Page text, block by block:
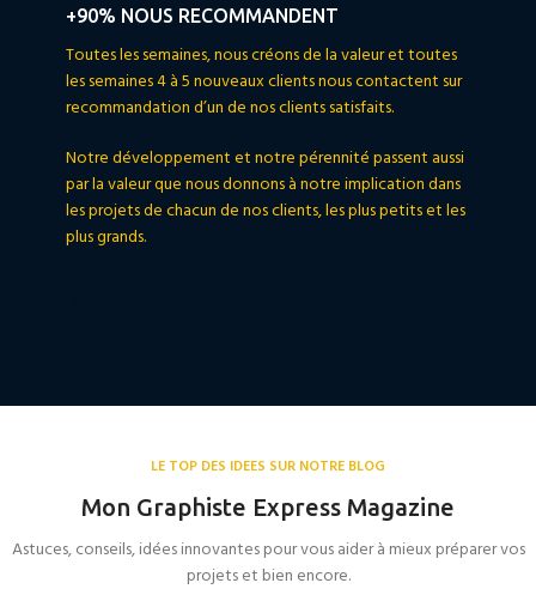
+90% NOUS RECOMMANDENT
Toutes les semaines, nous créons de la valeur et toutes
les semaines 4 à 5 nouveaux clients nous contactent sur
recommandation d’un de nos clients satisfaits.
Notre développement et notre pérennité passent aussi
par la valeur que nous donnons à notre implication dans
les projets de chacun de nos clients, les plus petits et les
plus grands.
LE TOP DES IDEES SUR NOTRE BLOG
Mon Graphiste Express Magazine
Astuces, conseils, idées innovantes pour vous aider à mieux préparer vos
projets et bien encore.